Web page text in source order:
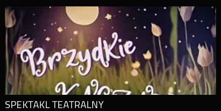
SPEKTAKL TEATRALNY